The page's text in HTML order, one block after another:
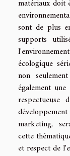
matériaux doit
sont de plus
supports
écologique
non
également
respectueuse
marketing,
cette
et respect de